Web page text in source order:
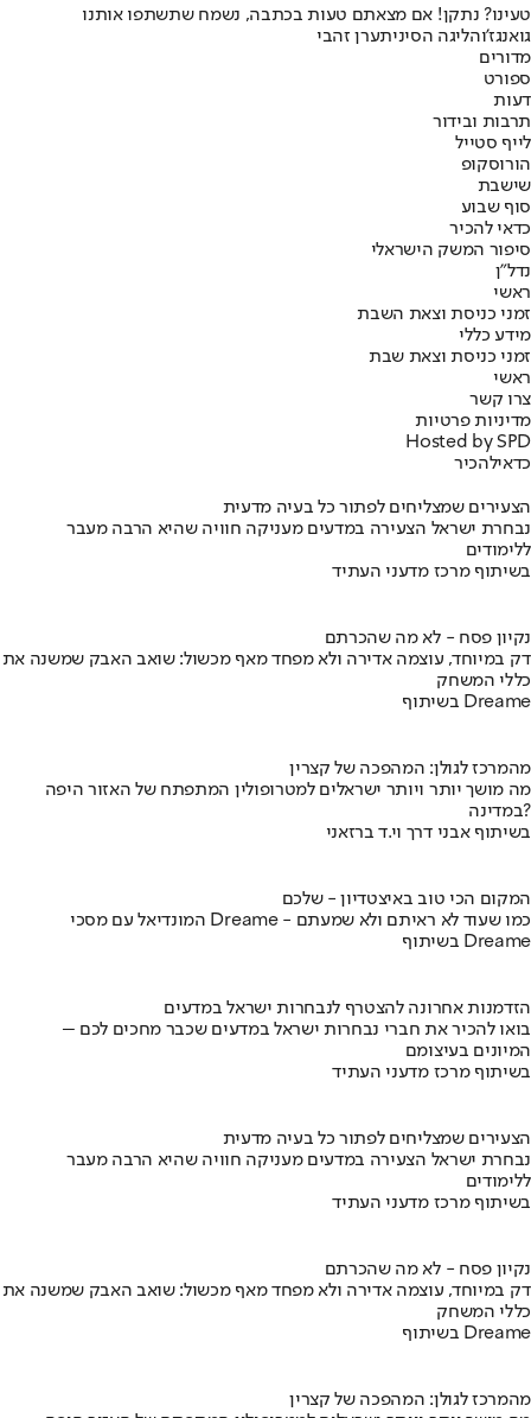
טעינו? נתקן! אם מצאתם טעות בכתבה, נשמח שתשתפו אותנו
גואנגז'והליגה הסיניתערן זהבי
מדורים
ספורט
דעות
תרבות ובידור
לייף סטייל
הורוסקופ
שישבת
סוף שבוע
כדאי להכיר
סיפור המשק הישראלי
נדל"ן
ראשי
זמני כניסת וצאת השבת
מידע כללי
זמני כניסת וצאת שבת
ראשי
צרו קשר
מדיניות פרטיות
Hosted by SPD
כדאילהכיר
הצעירים שמצליחים לפתור כל בעיה מדעית
נבחרת ישראל הצעירה במדעים מעניקה חוויה שהיא הרבה מעבר
ללימודים
בשיתוף מרכז מדעני העתיד
נקיון פסח - לא מה שהכרתם
דק במיוחד, עוצמה אדירה ולא מפחד מאף מכשול: שואב האבק שמשנה את
כללי המשחק
בשיתוף Dreame
מהמרכז לגולן: המהפכה של קצרין
מה מושך יותר ויותר ישראלים למטרופולין המתפתח של האזור היפה
במדינה?
בשיתוף אבני דרך וי.ד ברזאני
המקום הכי טוב באיצטדיון - שלכם
המונדיאל עם מסכי Dreame - כמו שעוד לא ראיתם ולא שמעתם
בשיתוף Dreame
הזדמנות אחרונה להצטרף לנבחרות ישראל במדעים
בואו להכיר את חברי נבחרות ישראל במדעים שכבר מחכים לכם –
המיונים בעיצומם
בשיתוף מרכז מדעני העתיד
הצעירים שמצליחים לפתור כל בעיה מדעית
נבחרת ישראל הצעירה במדעים מעניקה חוויה שהיא הרבה מעבר
ללימודים
בשיתוף מרכז מדעני העתיד
נקיון פסח - לא מה שהכרתם
דק במיוחד, עוצמה אדירה ולא מפחד מאף מכשול: שואב האבק שמשנה את
כללי המשחק
בשיתוף Dreame
מהמרכז לגולן: המהפכה של קצרין